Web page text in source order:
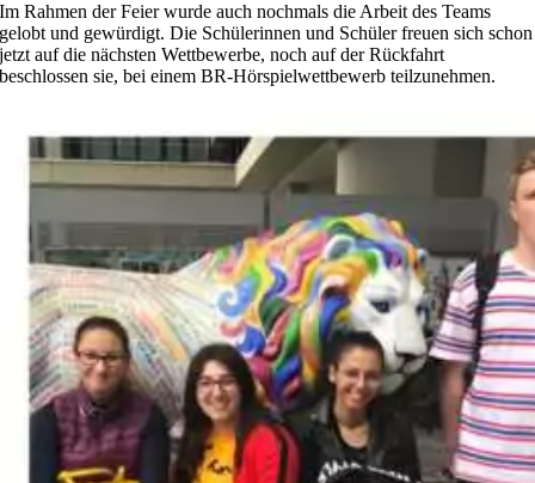
Im Rahmen der Feier wurde auch nochmals die Arbeit des Teams
gelobt und gewürdigt. Die Schülerinnen und Schüler freuen sich schon
jetzt auf die nächsten Wettbewerbe, noch auf der Rückfahrt
beschlossen sie, bei einem BR-Hörspielwettbewerb teilzunehmen.